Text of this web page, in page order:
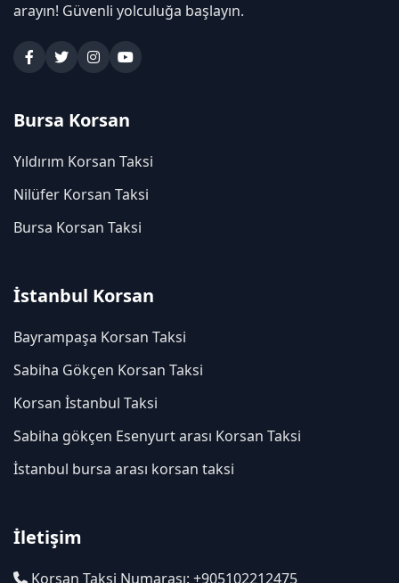
arayın! Güvenli yolculuğa başlayın.
Bursa Korsan
Yıldırım Korsan Taksi
Nilüfer Korsan Taksi
Bursa Korsan Taksi
İstanbul Korsan
Bayrampaşa Korsan Taksi
Sabiha Gökçen Korsan Taksi
Korsan İstanbul Taksi
Sabiha gökçen Esenyurt arası Korsan Taksi
İstanbul bursa arası korsan taksi
İletişim
Korsan Taksi Numarası: +905102212475